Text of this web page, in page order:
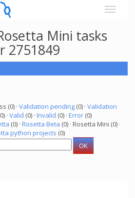
Mini tasks
2751849
(0) · Validation pending (0) · Validation
· Valid (0) · Invalid (0) · Error (0)
(0) · Rosetta Beta (0) · Rosetta Mini (0) ·
python projects (0)